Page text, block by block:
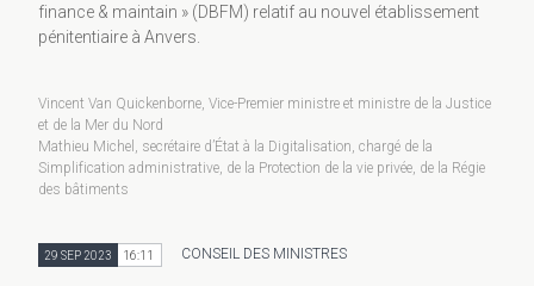
finance & maintain » (DBFM) relatif au nouvel établissement
pénitentiaire à Anvers.
Vincent Van Quickenborne, Vice-Premier ministre et ministre de la Justice
et de la Mer du Nord
Mathieu Michel, secrétaire d’État à la Digitalisation, chargé de la
Simplification administrative, de la Protection de la vie privée, de la Régie
des bâtiments
29 SEP 2023 16:11 CONSEIL DES MINISTRES